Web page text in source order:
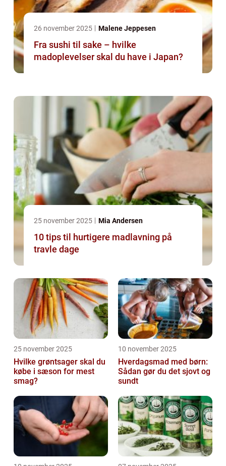
26 november 2025 Malene Jeppesen
Fra sushi til sake – hvilke
madoplevelser skal du have i Japan?
25 november 2025 Mia Andersen
10 tips til hurtigere madlavning på
travle dage
25 november 2025
Hvilke grøntsager skal du
købe i sæson for mest
smag?
10 november 2025
Hverdagsmad med børn:
Sådan gør du det sjovt og
sundt